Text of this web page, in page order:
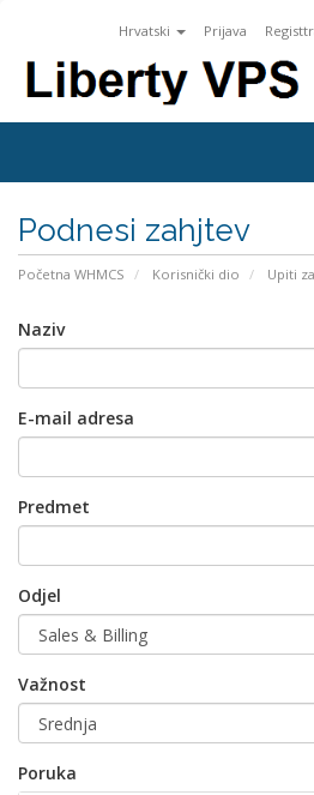
Hrvatski Prijava
Podnesi zahjtev
Početna WHMCS Korisnički dio Upiti
Naziv
E-mail adresa
Predmet
Odjel
Važnost
Poruka